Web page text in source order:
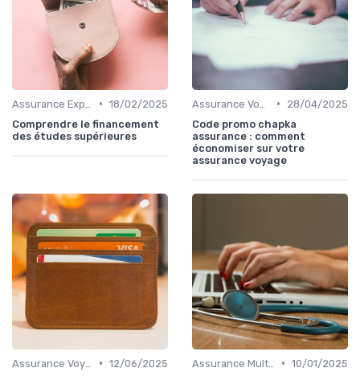
• 18/02/2025
Comprendre le financement
des études supérieures
•
28/04/2025
Code promo chapka
assurance : comment
économiser sur votre
assurance voyage
• 12/06/2025
• 10/01/2025